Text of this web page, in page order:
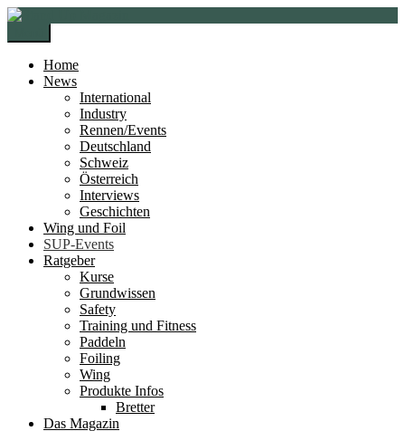
Zur
Navigation
springen
Zum
springen
Home
News
International
Industry
Rennen/Events
Deutschland
Schweiz
Österreich
Interviews
Geschichten
Wing und Foil
SUP-Events
Ratgeber
Kurse
Grundwissen
Safety
Training und Fitness
Paddeln
Foiling
Wing
Produkte Infos
Bretter
Das Magazin